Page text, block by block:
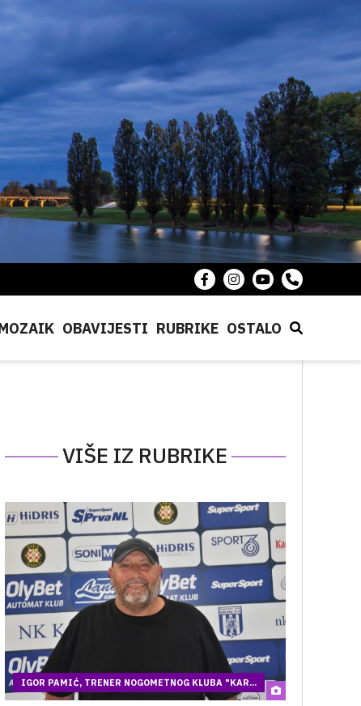
OBAVIJESTI RUBRIKE OSTALO
VIŠE IZ RUBRIKE
IGOR PAMIĆ, TRENER NOGOMETNOG KLUBA "KAR...